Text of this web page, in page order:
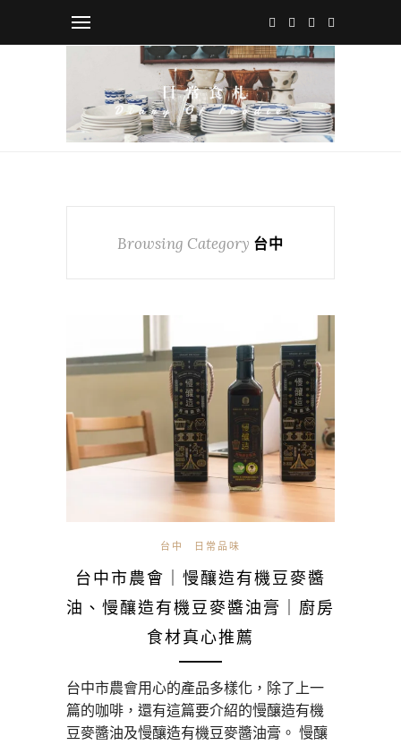
Browsing Category 台中
台中 日常品味
台中市農會｜慢釀造有機豆麥醬
油、慢釀造有機豆麥醬油膏｜廚房
食材真心推薦
台中市農會用心的產品多樣化，除了上一
篇的咖啡，還有這篇要介紹的慢釀造有機
豆麥醬油及慢釀造有機豆麥醬油膏。 慢釀